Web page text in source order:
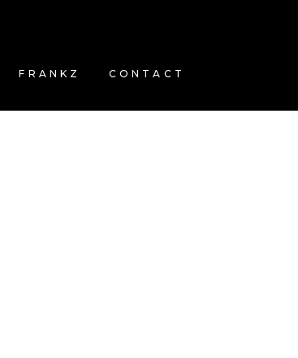
FRANKZ CONTACT